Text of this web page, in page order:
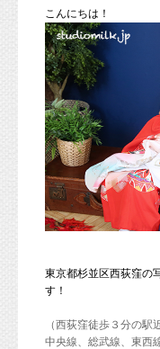
こんにちは！
東京都杉並区西荻窪の
す！
（西荻窪徒歩３分の駅
中央線、総武線、東西